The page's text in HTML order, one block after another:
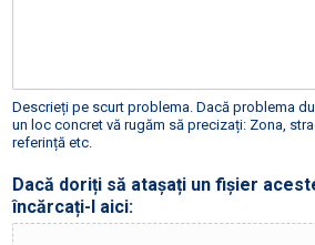
Descrieți pe scurt problema. Dacă problema
un loc concret vă rugăm să precizați: Zona,
referință etc.
Dacă doriți să atașați un fișier
încărcați-l aici: